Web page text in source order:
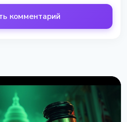
комментарий